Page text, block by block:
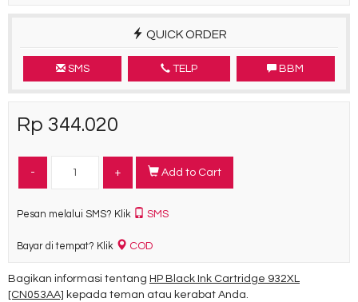
QUICK ORDER
SMS TELP BBM
Rp 344.020
- + Add to Cart
Pesan melalui SMS? Klik SMS
Bayar di tempat? Klik COD
Bagikan informasi tentang HP Black Ink Cartridge 932XL
[CN053AA] kepada teman atau kerabat Anda.